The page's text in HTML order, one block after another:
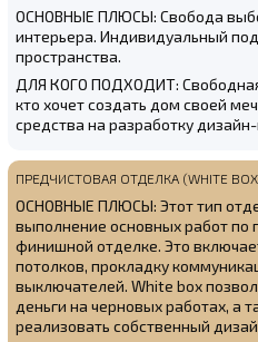
ОСНОВНЫЕ ПЛЮСЫ: Свобода
интерьера. Индивидуальный
пространства.
ДЛЯ КОГО ПОДХОДИТ:
кто хочет создать дом своей
средства на разработку
ПРЕДЧИСТОВАЯ ОТДЕЛКА (WHITE
ОСНОВНЫЕ ПЛЮСЫ: Этот тип
выполнение основных работ по
финишной отделке. Это
потолков, прокладку
выключателей. White box
деньги на черновых работах, а
реализовать собственный